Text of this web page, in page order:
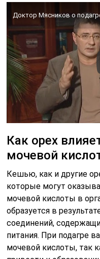
Доктор Мясников о
Как орех
мочевой
Кешью, как и другие
которые могут
мочевой кислоты в
образуется в
соединений,
питания. При подагре
мочевой кислоты, так